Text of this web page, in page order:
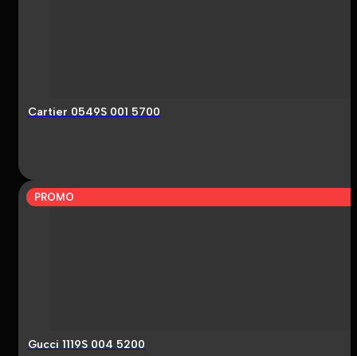
Cartier 0549S 001 5700
PROMO
Gucci 1119S 004 5200